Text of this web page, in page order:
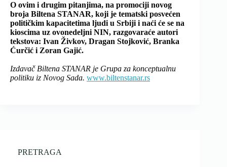
O ovim i drugim pitanjima, na promociji novog
broja Biltena STANAR, koji je tematski posvećen
političkim kapacitetima ljudi u Srbiji i naći će se na
kioscima uz ovonedeljni NIN, razgovaraće autori
tekstova: Ivan Živkov, Dragan Stojković, Branka
Ćurčić i Zoran Gajić.
Izdavač Biltena STANAR je Grupa za konceptualnu
politiku iz Novog Sada. www.biltenstanar.rs
PRETRAGA